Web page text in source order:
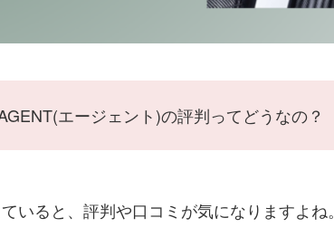
エージェント)の評判ってどうなの？
いると、評判や口コミが気になりますよね。